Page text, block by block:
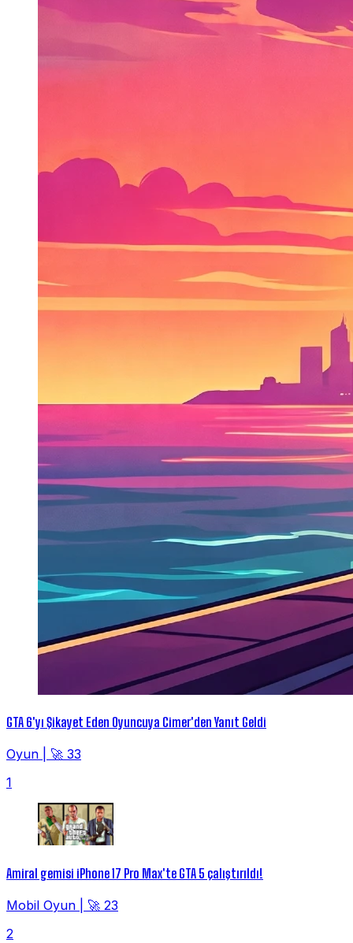
GTA 6'yı Şikayet Eden Oyuncuya Cimer'den Yanıt Geldi
Oyun
🚀 33
1
Amiral gemisi iPhone 17 Pro Max'te GTA 5 çalıştırıldı!
Mobil Oyun
🚀 23
2